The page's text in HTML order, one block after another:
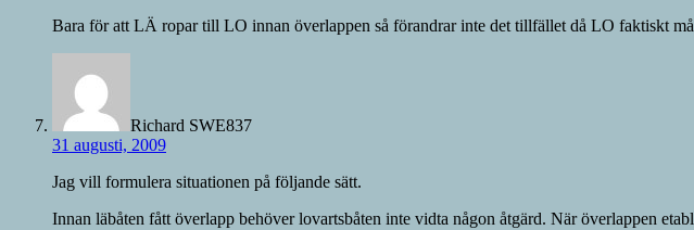
Bara för att LÄ ropar till LO innan överlappen så förandrar inte det tillfället då LO faktiskt
Richard SWE837
31 augusti, 2009
Jag vill formulera situationen på följande sätt.
Innan läbåten fått överlapp behöver lovartsbåten inte vidta någon åtgärd. När överlappen